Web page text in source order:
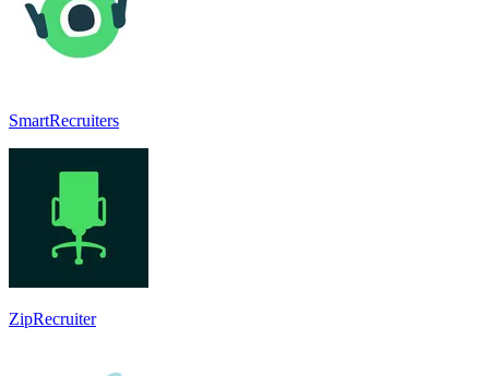
SmartRecruiters
ZipRecruiter